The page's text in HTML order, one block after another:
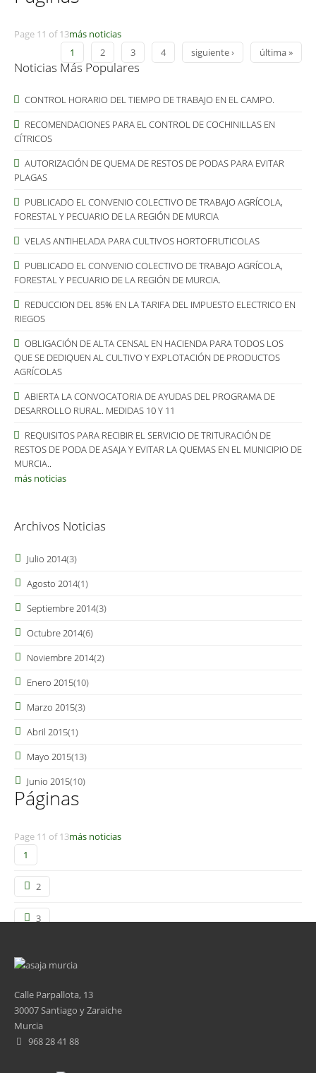
Page 11 of 13
1
2 3 4 siguiente › última »
más noticias
Noticias Más Populares
CONTROL HORARIO DEL TIEMPO DE TRABAJO EN EL CAMPO.
RECOMENDACIONES PARA EL CONTROL DE COCHINILLAS EN
CÍTRICOS
AUTORIZACIÓN DE QUEMA DE RESTOS DE PODAS PARA EVITAR
PLAGAS
PUBLICADO EL CONVENIO COLECTIVO DE TRABAJO AGRÍCOLA,
FORESTAL Y PECUARIO DE LA REGIÓN DE MURCIA
VELAS ANTIHELADA PARA CULTIVOS HORTOFRUTICOLAS
PUBLICADO EL CONVENIO COLECTIVO DE TRABAJO AGRÍCOLA,
FORESTAL Y PECUARIO DE LA REGIÓN DE MURCIA.
REDUCCION DEL 85% EN LA TARIFA DEL IMPUESTO ELECTRICO EN
RIEGOS
OBLIGACIÓN DE ALTA CENSAL EN HACIENDA PARA TODOS LOS
QUE SE DEDIQUEN AL CULTIVO Y EXPLOTACIÓN DE PRODUCTOS
AGRÍCOLAS
ABIERTA LA CONVOCATORIA DE AYUDAS DEL PROGRAMA DE
DESARROLLO RURAL. MEDIDAS 10 Y 11
REQUISITOS PARA RECIBIR EL SERVICIO DE TRITURACIÓN DE
RESTOS DE PODA DE ASAJA Y EVITAR LA QUEMAS EN EL MUNICIPIO DE
MURCIA..
más noticias
Archivos Noticias
Julio 2014(3)
Agosto 2014(1)
Septiembre 2014(3)
Octubre 2014(6)
Noviembre 2014(2)
Enero 2015(10)
Marzo 2015(3)
Abril 2015(1)
Mayo 2015(13)
Junio 2015(10)
Páginas
Page 11 of 13
1
2
3
6
7
más noticias
Calle Parpallota, 13
30007 Santiago y Zaraiche
Murcia
968 28 41 88